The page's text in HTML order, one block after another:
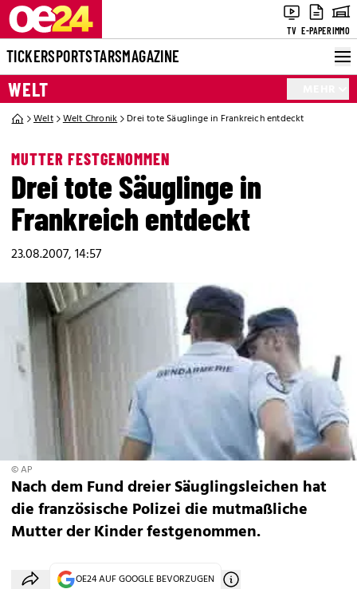
TV E-PAPERIMMO
TICKERSPORTSTARSMAGAZINE
WELT
Welt Welt Chronik Drei tote Säuglinge in Frankreich entdeckt
MUTTER FESTGENOMMEN
Drei tote Säuglinge in
Frankreich entdeckt
23.08.2007, 14:57
© AP
Nach dem Fund dreier Säuglingsleichen hat
die französische Polizei die mutmaßliche
Mutter der Kinder festgenommen.
OE24 AUF GOOGLE BEVORZUGEN